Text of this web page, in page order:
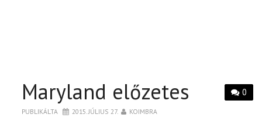
0
Maryland előzetes
PUBLIKÁLTA 2015. JÚLIUS 27. KOIMBRA